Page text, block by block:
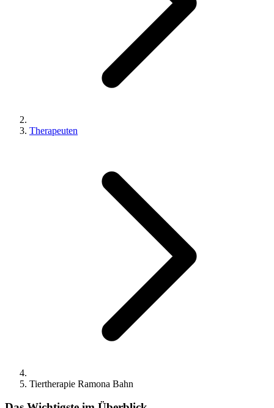
Therapeuten
Tiertherapie Ramona Bahn